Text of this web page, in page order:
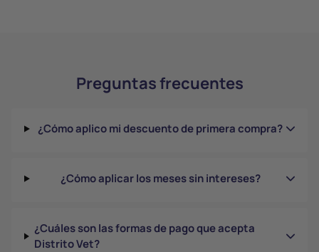
Preguntas frecuentes
¿Cómo aplico mi descuento de primera compra?
¿Cómo aplicar los meses sin intereses?
¿Cuáles son las formas de pago que acepta
Distrito Vet?